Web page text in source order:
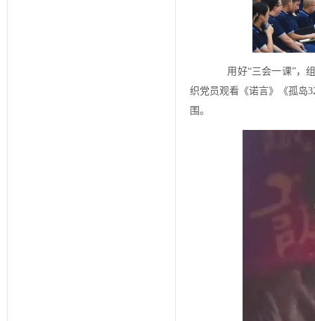
用好“三会一课”，组
织党员观看《诺言》《孤岛
围。